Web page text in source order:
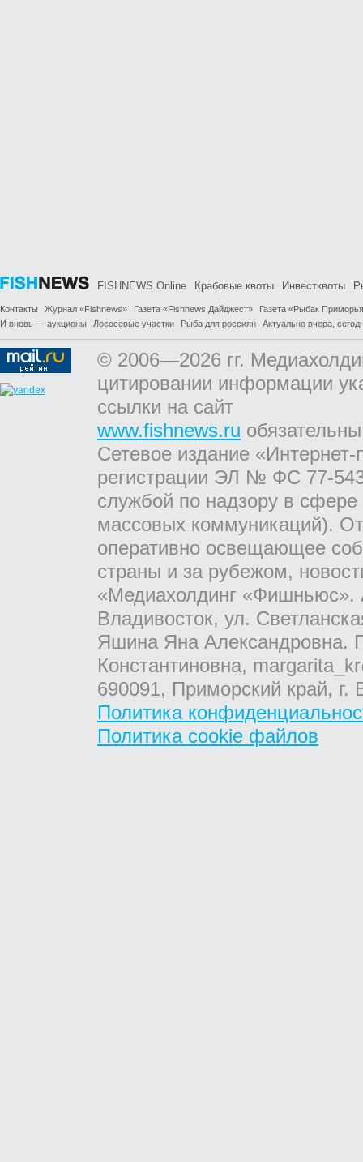
FISHNEWS Online Крабовые квоты Инвестквоты
Контакты Журнал «Fishnews» Газета «Fishnews Дайджест»
Газета «Рыбак
И вновь — аукционы
Лососевые участки Рыба для россиян Актуально вчера,
© 2006—2026 гг.
цитировании информации
ссылки на сайт
www.fishnews.ru
Сетевое издание
регистрации ЭЛ № ФС 77-
службой по надзору в
массовых коммуникаций).
оперативно освещающее
страны и за рубежом,
«Медиахолдинг «Фишньюс».
Владивосток, ул.
Яшина Яна Александровна.
Константиновна,
690091, Приморский край,
Политика
Политика cookie файлов